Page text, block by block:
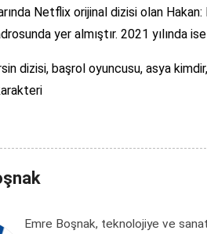
Netflix orijinal dizisi olan Hakan:
yer almıştır. 2021 yılında
dizisi, başrol oyuncusu, asya
Emre Boşnak, teknolojiye ve